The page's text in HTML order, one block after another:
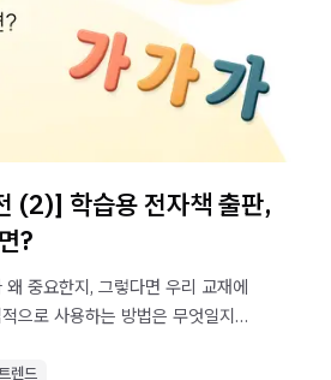
(2)] 학습용 전자책 출판,
?
중요한지, 그렇다면 우리 교재에
으로 사용하는 방법은 무엇일지
렌드